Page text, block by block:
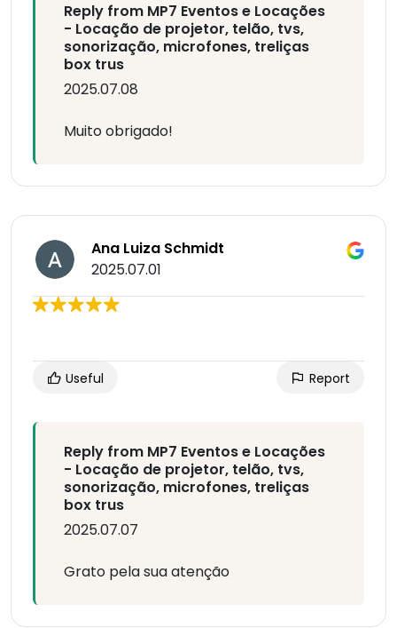
Reply from MP7 Eventos e Locações
- Locação de projetor, telão, tvs,
sonorização, microfones, treliças
box trus
2025.07.08
Muito obrigado!
Ana Luiza Schmidt
2025.07.01
Useful Report
Reply from MP7 Eventos e Locações
- Locação de projetor, telão, tvs,
sonorização, microfones, treliças
box trus
2025.07.07
Grato pela sua atenção